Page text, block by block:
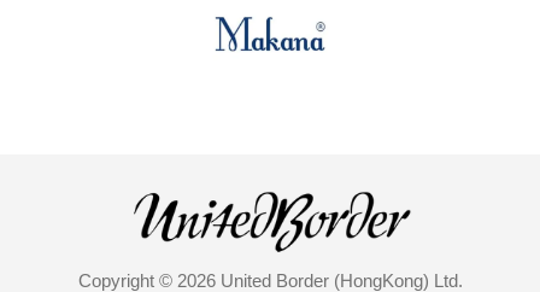
Copyright © 2026 United Border (HongKong) Ltd.